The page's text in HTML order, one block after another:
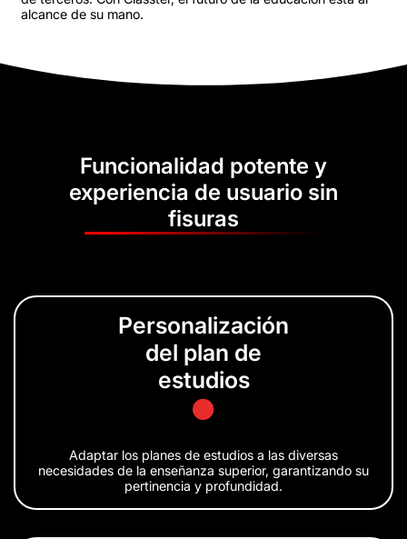
alcance de su mano.
Funcionalidad potente y
experiencia de usuario sin
fisuras
Personalización
del plan de
estudios
Adaptar los planes de estudios a las diversas
necesidades de la enseñanza superior, garantizando su
pertinencia y profundidad.